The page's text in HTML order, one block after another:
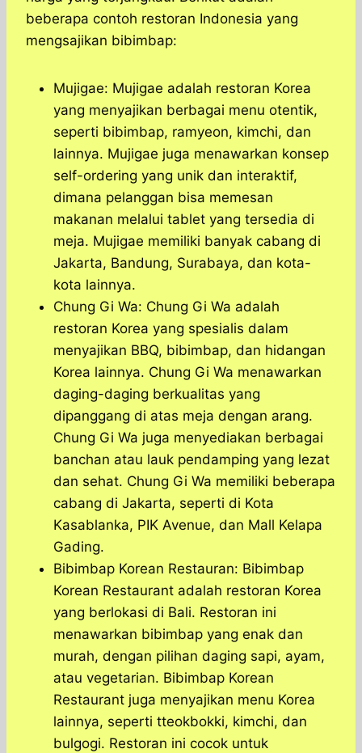
beberapa contoh restoran Indonesia yang
mengsajikan bibimbap:
Mujigae: Mujigae adalah restoran Korea
yang menyajikan berbagai menu otentik,
seperti bibimbap, ramyeon, kimchi, dan
lainnya. Mujigae juga menawarkan konsep
self-ordering yang unik dan interaktif,
dimana pelanggan bisa memesan
makanan melalui tablet yang tersedia di
meja. Mujigae memiliki banyak cabang di
Jakarta, Bandung, Surabaya, dan kota-
kota lainnya.
Chung Gi Wa: Chung Gi Wa adalah
restoran Korea yang spesialis dalam
menyajikan BBQ, bibimbap, dan hidangan
Korea lainnya. Chung Gi Wa menawarkan
daging-daging berkualitas yang
dipanggang di atas meja dengan arang.
Chung Gi Wa juga menyediakan berbagai
banchan atau lauk pendamping yang lezat
dan sehat. Chung Gi Wa memiliki beberapa
cabang di Jakarta, seperti di Kota
Kasablanka, PIK Avenue, dan Mall Kelapa
Gading.
Bibimbap Korean Restauran: Bibimbap
Korean Restaurant adalah restoran Korea
yang berlokasi di Bali. Restoran ini
menawarkan bibimbap yang enak dan
murah, dengan pilihan daging sapi, ayam,
atau vegetarian. Bibimbap Korean
Restaurant juga menyajikan menu Korea
lainnya, seperti tteokbokki, kimchi, dan
bulgogi. Restoran ini cocok untuk